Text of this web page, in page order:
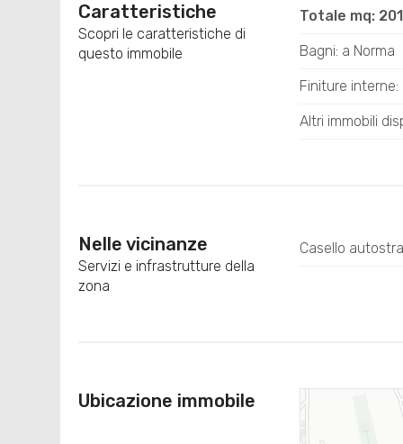
Caratteristiche
Scopri le caratteristiche di
questo immobile
Totale mq:
Bagni: a Norma
Finiture
Altri immobili
Nelle vicinanze
Servizi e infrastrutture della
zona
Casello
Ubicazione immobile